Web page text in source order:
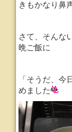
きもかなり鼻
さて、そんな
晩ご飯に
「そうだ、今
めました